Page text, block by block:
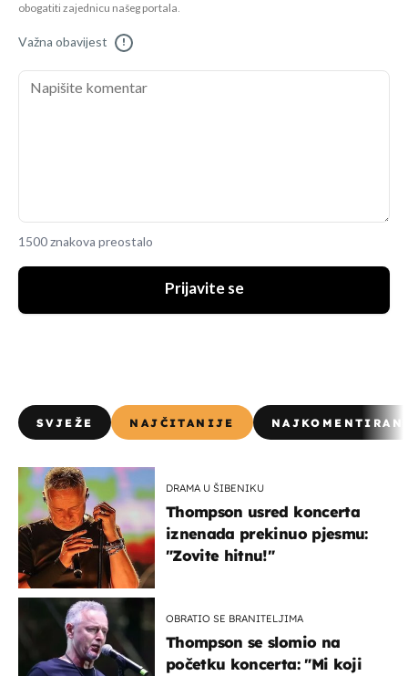
obogatiti zajednicu našeg portala.
Važna obavijest !
1500 znakova preostalo
Prijavite se
SVJEŽE NAJČITANIJE
DRAMA U ŠIBENIKU
Thompson usred koncerta
iznenada prekinuo pjesmu:
"Zovite hitnu!"
OBRATIO SE BRANITELJIMA
Thompson se slomio na
početku koncerta: "Mi koji